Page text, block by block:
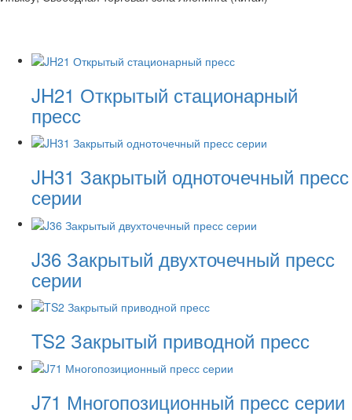
JH21 Открытый стационарный
пресс
JH31 Закрытый одноточечный пресс
серии
J36 Закрытый двухточечный пресс
серии
TS2 Закрытый приводной пресс
J71 Многопозиционный пресс серии